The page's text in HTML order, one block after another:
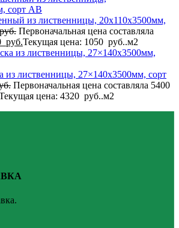
из лиственницы, 20x110x3500мм,
Первоначальная цена составляла
руб.Текущая цена: 1050 руб..м2
из лиственницы, 27×140x3500мм, сорт
Первоначальная цена составляла 5400
цена: 4320 руб..м2